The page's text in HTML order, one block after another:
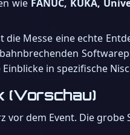
wie FANUC, KUKA,
Messe eine echte
in spezifische
(Vorschau)
vor dem Event. Die